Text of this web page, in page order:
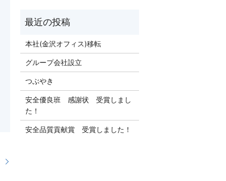
本社(金沢オフィス)移転
グループ会社設立
つぶやき
安全優良班 感謝状 受賞しまし
た！
安全品質貢献賞 受賞しました！